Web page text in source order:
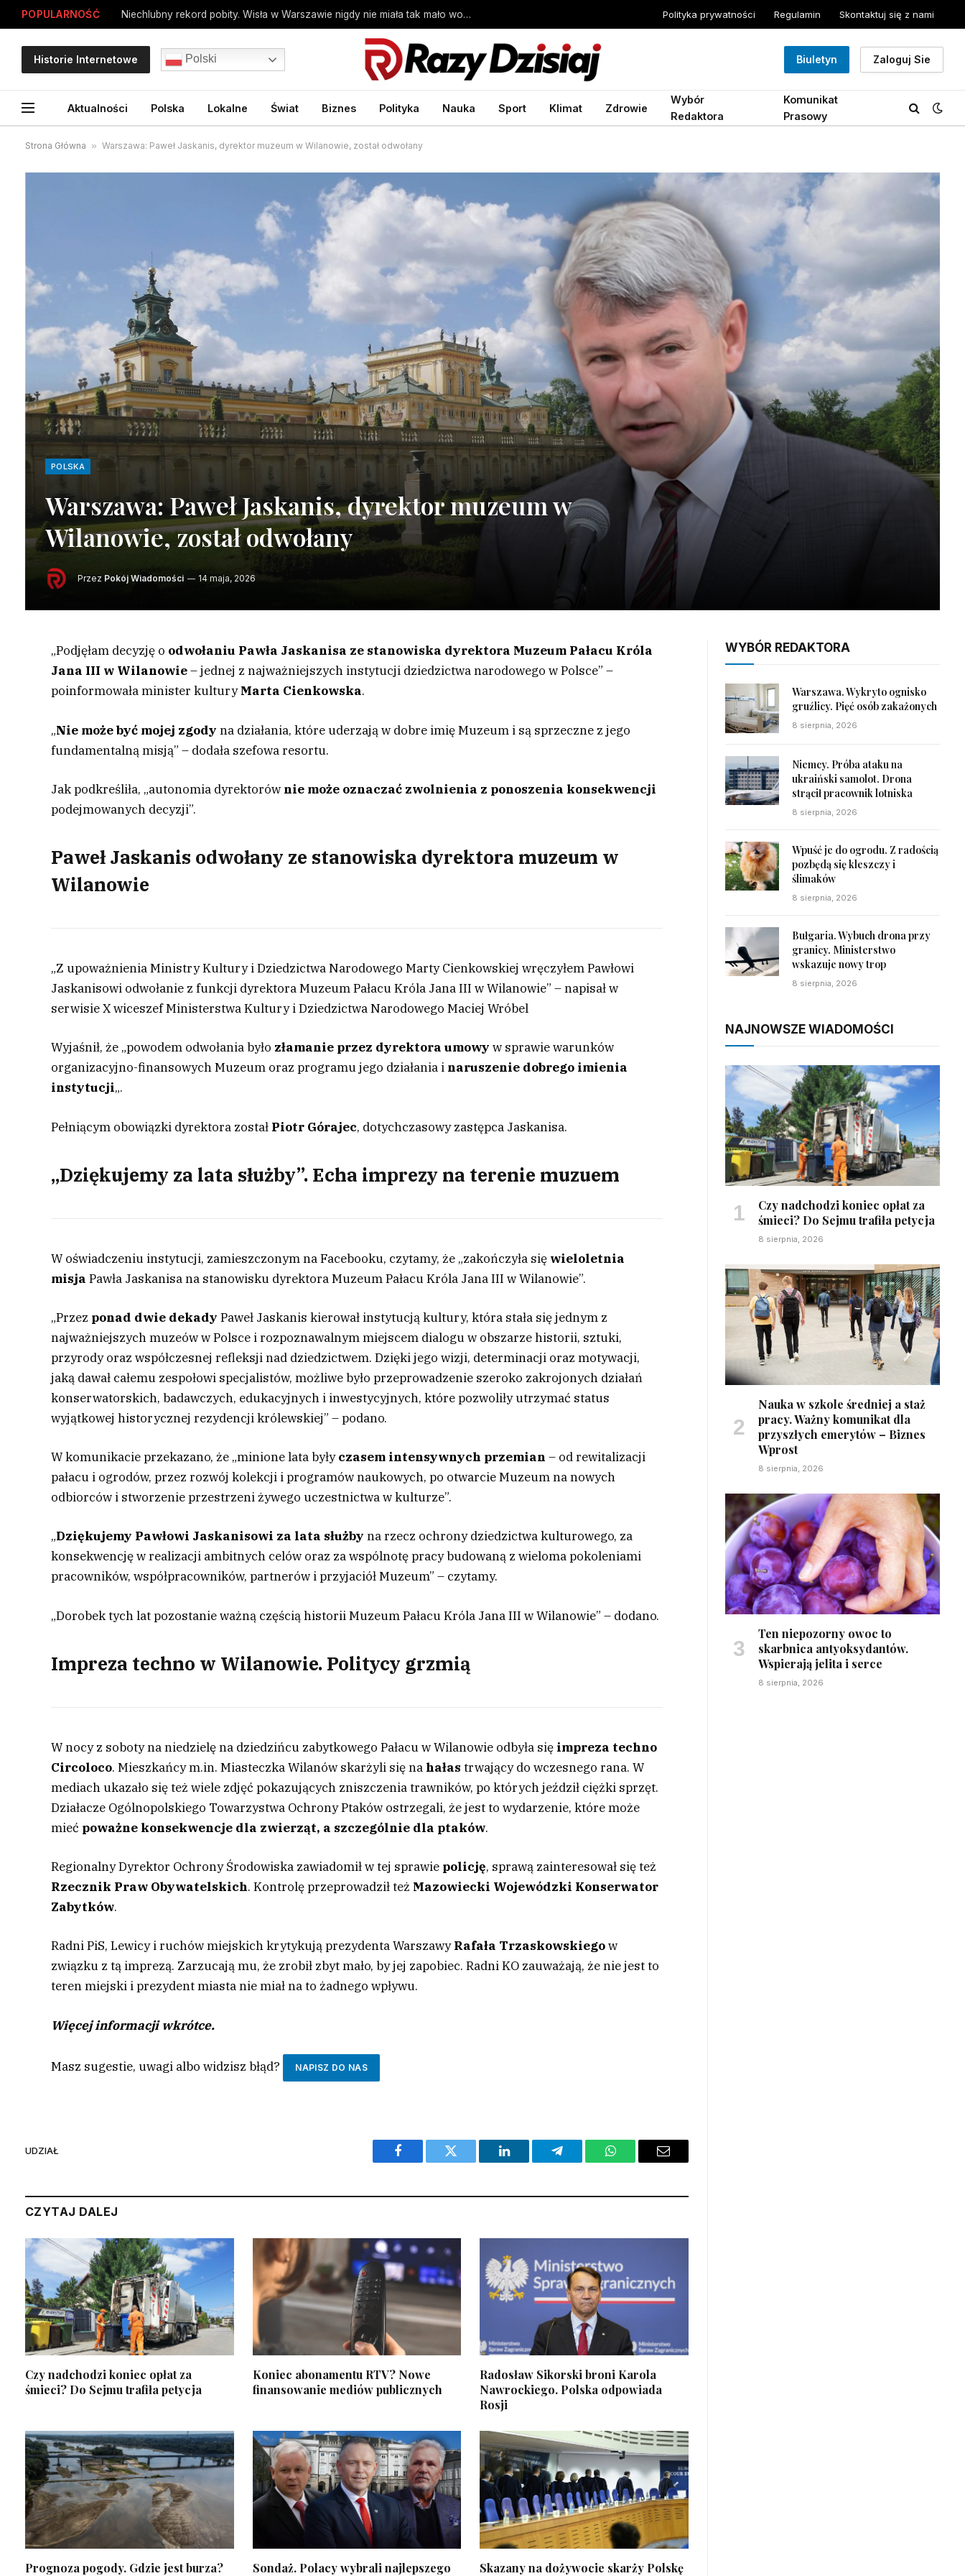
POPULARNOŚĆ Niechlubny rekord pobity. Wisła w Warszawie nigdy nie miała tak mało wody Polityka prywatności Regulamin Skontaktuj się z nami
Historie Internetowe Polski Biuletyn Zaloguj Sie
Aktualności Polska Lokalne Świat Biznes Polityka Nauka Sport Klimat Zdrowie
Wybór
Redaktora
Komunikat
Prasowy
Strona Główna » Warszawa: Paweł Jaskanis, dyrektor muzeum w Wilanowie, został odwołany
POLSKA
Warszawa: Paweł Jaskanis, dyrektor muzeum w
Wilanowie, został odwołany
Przez Pokój Wiadomości 14 maja, 2026
„Podjęłam decyzję o odwołaniu Pawła Jaskanisa ze stanowiska dyrektora Muzeum Pałacu Króla
Jana III w Wilanowie– jednej z najważniejszych instytucji dziedzictwa narodowego w Polsce” –
poinformowała minister kulturyMarta Cienkowska.
„Nie może być mojej zgody na działania, które uderzają w dobre imię Muzeum i są sprzeczne z jego
fundamentalną misją” – dodała szefowa resortu.
Jak podkreśliła, „autonomia dyrektorów nie może oznaczać zwolnienia z ponoszenia konsekwencji
podejmowanych decyzji”.
Paweł Jaskanis odwołany ze stanowiska dyrektora muzeum w
Wilanowie
„Z upoważnienia Ministry Kultury i Dziedzictwa Narodowego Marty Cienkowskiej wręczyłem Pawłowi
Jaskanisowi odwołanie z funkcji dyrektora Muzeum Pałacu Króla Jana III w Wilanowie” – napisał w
serwisie X wiceszef Ministerstwa Kultury i Dziedzictwa Narodowego Maciej Wróbel
Wyjaśnił, że „powodem odwołania było złamanie przez dyrektora umowyw sprawie warunków
organizacyjno-finansowych Muzeum oraz programu jego działania i naruszenie dobrego imienia
instytucji„.
Pełniącym obowiązki dyrektora został Piotr Górajec, dotychczasowy zastępca Jaskanisa.
„Dziękujemy za lata służby”. Echa imprezy na terenie muzuem
W oświadczeniu instytucji, zamieszczonym na Facebooku, czytamy, że „zakończyła się wieloletnia
misja Pawła Jaskanisa na stanowisku dyrektora Muzeum Pałacu Króla Jana III w Wilanowie”.
„Przez ponad dwie dekady Paweł Jaskanis kierował instytucją kultury, która stała się jednym z
najważniejszych muzeów w Polsce i rozpoznawalnym miejscem dialogu w obszarze historii, sztuki,
przyrody oraz współczesnej refleksji nad dziedzictwem. Dzięki jego wizji, determinacji oraz motywacji,
jaką dawał całemu zespołowi specjalistów, możliwe było przeprowadzenie szeroko zakrojonych działań
konserwatorskich, badawczych, edukacyjnych i inwestycyjnych, które pozwoliły utrzymać status
wyjątkowej historycznej rezydencji królewskiej” – podano.
W komunikacie przekazano, że „minione lata byłyczasem intensywnych przemian – od rewitalizacji
pałacu i ogrodów, przez rozwój kolekcji i programów naukowych, po otwarcie Muzeum na nowych
odbiorców i stworzenie przestrzeni żywego uczestnictwa w kulturze”.
„Dziękujemy Pawłowi Jaskanisowi za lata służbyna rzecz ochrony dziedzictwa kulturowego, za
konsekwencję w realizacji ambitnych celów oraz za wspólnotę pracy budowaną z wieloma pokoleniami
pracowników, współpracowników, partnerów i przyjaciół Muzeum” – czytamy.
„Dorobek tych lat pozostanie ważną częścią historii Muzeum Pałacu Króla Jana III w Wilanowie” – dodano.
Impreza techno w Wilanowie. Politycy grzmią
W nocy z soboty na niedzielę na dziedzińcu zabytkowego Pałacu w Wilanowie odbyła się impreza techno
Circoloco. Mieszkańcy m.in. Miasteczka Wilanów skarżyli się na hałastrwający do wczesnego rana. W
mediach ukazało się też wiele zdjęć pokazujących zniszczenia trawników, po których jeździł ciężki sprzęt.
Działacze Ogólnopolskiego Towarzystwa Ochrony Ptaków ostrzegali, że jest to wydarzenie, które może
mieć poważne konsekwencje dla zwierząt, a szczególnie dla ptaków.
Regionalny Dyrektor Ochrony Środowiska zawiadomił w tej sprawie policję, sprawą zainteresował się też
Rzecznik Praw Obywatelskich. Kontrolę przeprowadził też Mazowiecki Wojewódzki Konserwator
Zabytków.
Radni PiS, Lewicy i ruchów miejskich krytykują prezydenta WarszawyRafała Trzaskowskiegow
związku z tą imprezą. Zarzucają mu, że zrobił zbyt mało, by jej zapobiec. Radni KO zauważają, że nie jest to
teren miejski i prezydent miasta nie miał na to żadnego wpływu.
Więcej informacji wkrótce.
Masz sugestie, uwagi albo widzisz błąd? NAPISZ DO NAS
UDZIAŁ
Facebook Twitter LinkedIn Telegram WhatsAppEmail
CZYTAJ DALEJ
Czy nadchodzi koniec opłat za
śmieci? Do Sejmu trafiła petycja
Koniec abonamentu RTV? Nowe
finansowanie mediów publicznych
Radosław Sikorski broni Karola
Nawrockiego. Polska odpowiada
Rosji
Prognoza pogody. Gdzie jest burza?
Sondaż. Polacy wybrali najlepszego
Skazany na dożywocie skarży Polskę
WYBÓR REDAKTORA
Warszawa. Wykryto ognisko
gruźlicy. Pięć osób zakażonych
8 sierpnia, 2026
Niemcy. Próba ataku na
ukraiński samolot. Drona
strącił pracownik lotniska
8 sierpnia, 2026
Wpuść je do ogrodu. Z radością
pozbędą się kleszczy i
ślimaków
8 sierpnia, 2026
Bułgaria. Wybuch drona przy
granicy. Ministerstwo
wskazuje nowy trop
8 sierpnia, 2026
NAJNOWSZE WIADOMOŚCI
Czy nadchodzi koniec opłat za
śmieci? Do Sejmu trafiła petycja
8 sierpnia, 2026
Nauka w szkole średniej a staż
pracy. Ważny komunikat dla
przyszłych emerytów – Biznes
Wprost
8 sierpnia, 2026
Ten niepozorny owoc to
skarbnica antyoksydantów.
Wspierają jelita i serce
8 sierpnia, 2026